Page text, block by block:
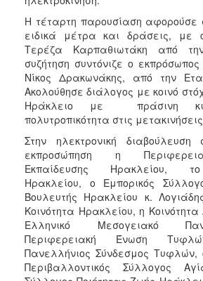
Η τέταρτη παρουσίαση αφορούσε
ειδικά μέτρα και δράσεις, με
Τερέζα Καρπαθιωτάκη από
συζήτηση συντόνιζε ο
Νίκος Δρακωνάκης, από την
Ακολούθησε διάλογος με κοινό
Ηράκλειο με πράσινη
πολυτροπικότητα στις
Στην ηλεκτρονική
εκπροσώπηση η
Εκπαίδευσης Ηρακλείου, το
Ηρακλείου, ο Εμπορικός
Βουλευτής Ηρακλείου κ.
Κοινότητα Ηρακλείου, η
Ελληνικό Μεσογειακό
Περιφερειακή Ένωση
Πανελλήνιος Σύνδεσμος
Περιβαλλοντικός Σύλλογος